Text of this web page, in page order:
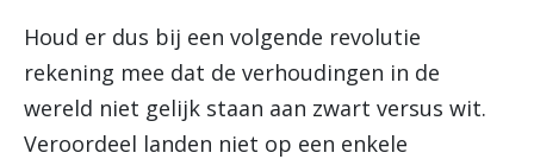
Houd er dus bij een volgende revolutie
rekening mee dat de verhoudingen in de
wereld niet gelijk staan aan zwart versus wit.
Veroordeel landen niet op een enkele